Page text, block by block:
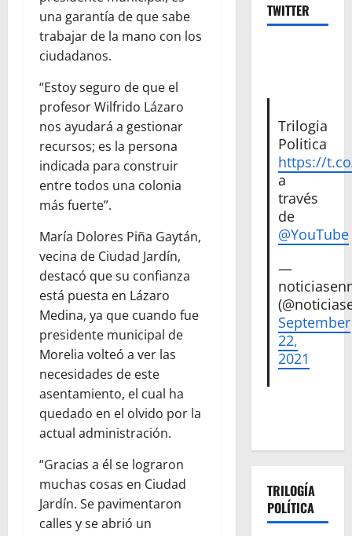
una garantía de que sabe
trabajar de la mano con los
ciudadanos.
“Estoy seguro de que el
profesor Wilfrido Lázaro
nos ayudará a gestionar
recursos; es la persona
indicada para construir
entre todos una colonia
más fuerte”.
María Dolores Piña Gaytán,
vecina de Ciudad Jardín,
destacó que su confianza
está puesta en Lázaro
Medina, ya que cuando fue
presidente municipal de
Morelia volteó a ver las
necesidades de este
asentamiento, el cual ha
quedado en el olvido por la
actual administración.
“Gracias a él se lograron
muchas cosas en Ciudad
Jardín. Se pavimentaron
calles y se abrió un
TWITTER
Trilogia
Politica
https://
a
través
de
@YouTube
—
September
22,
2021
TRILOGÍA
POLÍTICA